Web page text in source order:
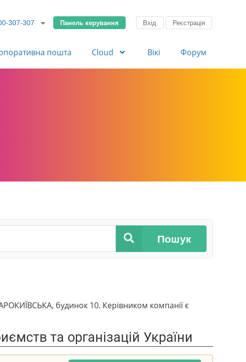
307-307 Панель керування Вхід Реєстрація
пошта Cloud Вікі Форум
Пошук
будинок 10. Керівником компанії є
та організацій України